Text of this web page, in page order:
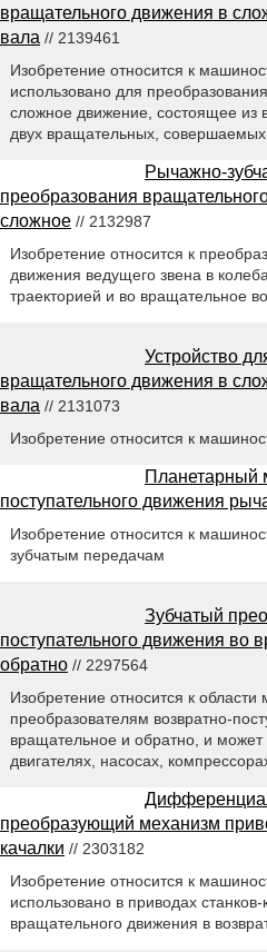
вращательного движения в
вала // 2139461
Изобретение относится к
использовано для
сложное движение, состоящее из
двух вращательных, совершаемых
Рычажно-
преобразования
сложное // 2132987
Изобретение относится к
движения ведущего звена в
траекторией и во вращательное
Устройство
вращательного движения в
вала // 2131073
Изобретение относится к
Планетарный
поступательного движения
Изобретение относится к
зубчатым передачам
Зубчатый
поступательного движения во
обратно // 2297564
Изобретение относится к
преобразователям возвратно-
вращательное и обратно, и
двигателях, насосах,
преобразующий механизм
качалки // 2303182
Изобретение относится к
использовано в приводах
вращательного движения в